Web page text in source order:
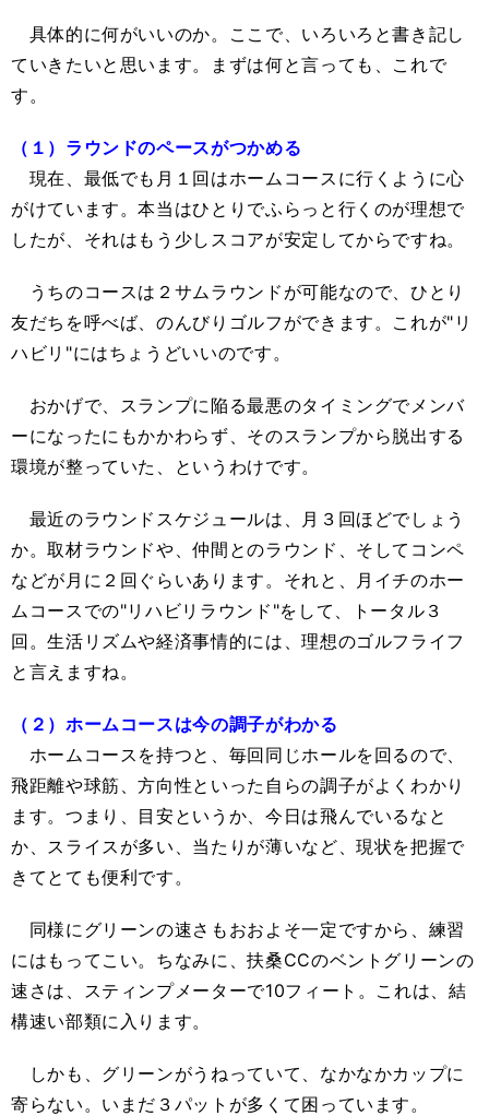
具体的に何がいいのか。ここで、いろいろと書き記し
ていきたいと思います。まずは何と言っても、これで
す。
（１）ラウンドのペースがつかめる
現在、最低でも月１回はホームコースに行くように心
がけています。本当はひとりでふらっと行くのが理想で
したが、それはもう少しスコアが安定してからですね。
うちのコースは２サムラウンドが可能なので、ひとり
友だちを呼べば、のんびりゴルフができます。これが"リ
ハビリ"にはちょうどいいのです。
おかげで、スランプに陥る最悪のタイミングでメンバ
ーになったにもかかわらず、そのスランプから脱出する
環境が整っていた、というわけです。
最近のラウンドスケジュールは、月３回ほどでしょう
か。取材ラウンドや、仲間とのラウンド、そしてコンペ
などが月に２回ぐらいあります。それと、月イチのホー
ムコースでの"リハビリラウンド"をして、トータル３
回。生活リズムや経済事情的には、理想のゴルフライフ
と言えますね。
（２）ホームコースは今の調子がわかる
ホームコースを持つと、毎回同じホールを回るので、
飛距離や球筋、方向性といった自らの調子がよくわかり
ます。つまり、目安というか、今日は飛んでいるなと
か、スライスが多い、当たりが薄いなど、現状を把握で
きてとても便利です。
同様にグリーンの速さもおおよそ一定ですから、練習
にはもってこい。ちなみに、扶桑CCのベントグリーンの
速さは、スティンプメーターで10フィート。これは、結
構速い部類に入ります。
しかも、グリーンがうねっていて、なかなかカップに
寄らない。いまだ３パットが多くて困っています。